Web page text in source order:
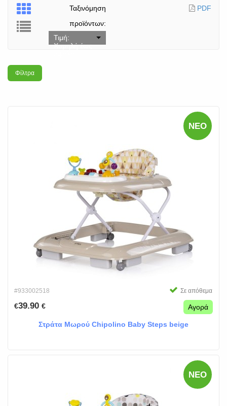
Ταξινόμηση
προϊόντων:
Τιμή:
Χαμηλή έως
Φίλτρα
PDF
ΝΈΟ
#933002518 Σε απόθεμα
€39.90 € Αγορά
Στράτα Μωρού Chipolino Baby Steps beige
ΝΈΟ